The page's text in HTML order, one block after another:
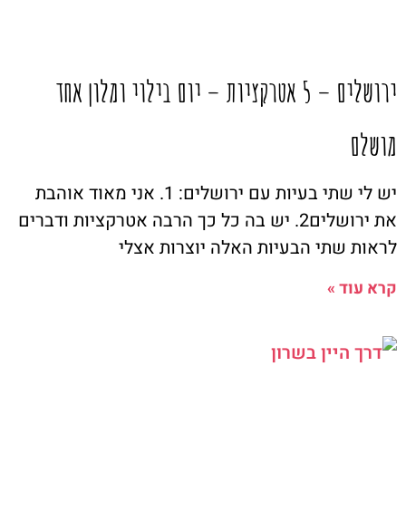
ירושלים – 5 אטרקציות – יום בילוי ומלון אחד
מושלם
יש לי שתי בעיות עם ירושלים: 1. אני מאוד אוהבת
את ירושלים2. יש בה כל כך הרבה אטרקציות ודברים
לראות שתי הבעיות האלה יוצרות אצלי
קרא עוד »